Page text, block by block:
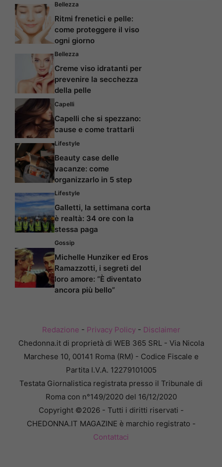
Bellezza
Ritmi frenetici e pelle:
come proteggere il viso
ogni giorno
Bellezza
Creme viso idratanti per
prevenire la secchezza
della pelle
Capelli
Capelli che si spezzano:
cause e come trattarli
Lifestyle
Beauty case delle
vacanze: come
organizzarlo in 5 step
Lifestyle
Galletti, la settimana corta
è realtà: 34 ore con la
stessa paga
Gossip
Michelle Hunziker ed Eros
Ramazzotti, i segreti del
loro amore: “È diventato
ancora più bello”
Redazione - Privacy Policy- Disclaimer
Chedonna.it di proprietà di WEB 365 SRL - Via Nicola
Marchese 10, 00141 Roma (RM) - Codice Fiscale e
Partita I.V.A. 12279101005
Testata Giornalistica registrata presso il Tribunale di
Roma con n°149/2020 del 16/12/2020
Copyright ©2026 - Tutti i diritti riservati -
CHEDONNA.IT MAGAZINE è marchio registrato -
Contattaci